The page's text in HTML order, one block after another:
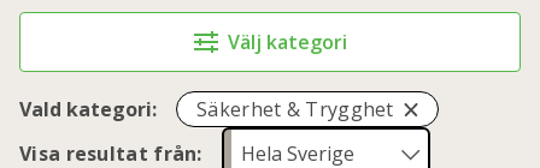
Välj kategori
Vald kategori:
Säkerhet & Trygghet
Visa resultat från: